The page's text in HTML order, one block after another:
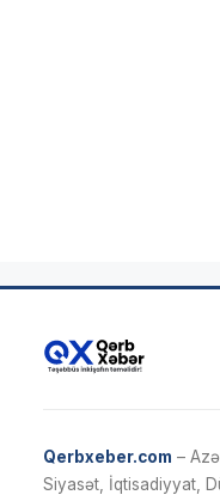
Qerbxeber.com –
Siyasət, İqtisadiyyat,